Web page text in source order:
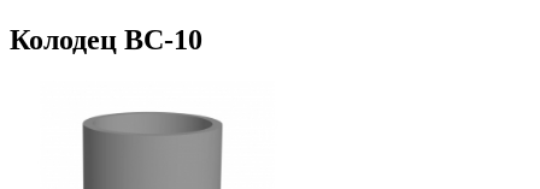
Колодец ВС-10